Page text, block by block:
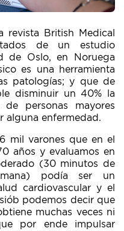
revista British Medical
de un estudio
de Oslo, en Noruega
es una herramienta
patologías; y que de
disminuir un 40% la
personas mayores
alguna enfermedad.
mil varones que en el
años y evaluamos en
(30 minutos de
podía ser un
cardiovascular y el
podemos decir que
muchas veces ni
por ende impulsar